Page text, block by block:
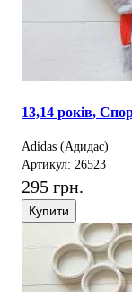
13,14 років,
Adidas (Адидас)
Артикул: 26523
295 грн.
Купити